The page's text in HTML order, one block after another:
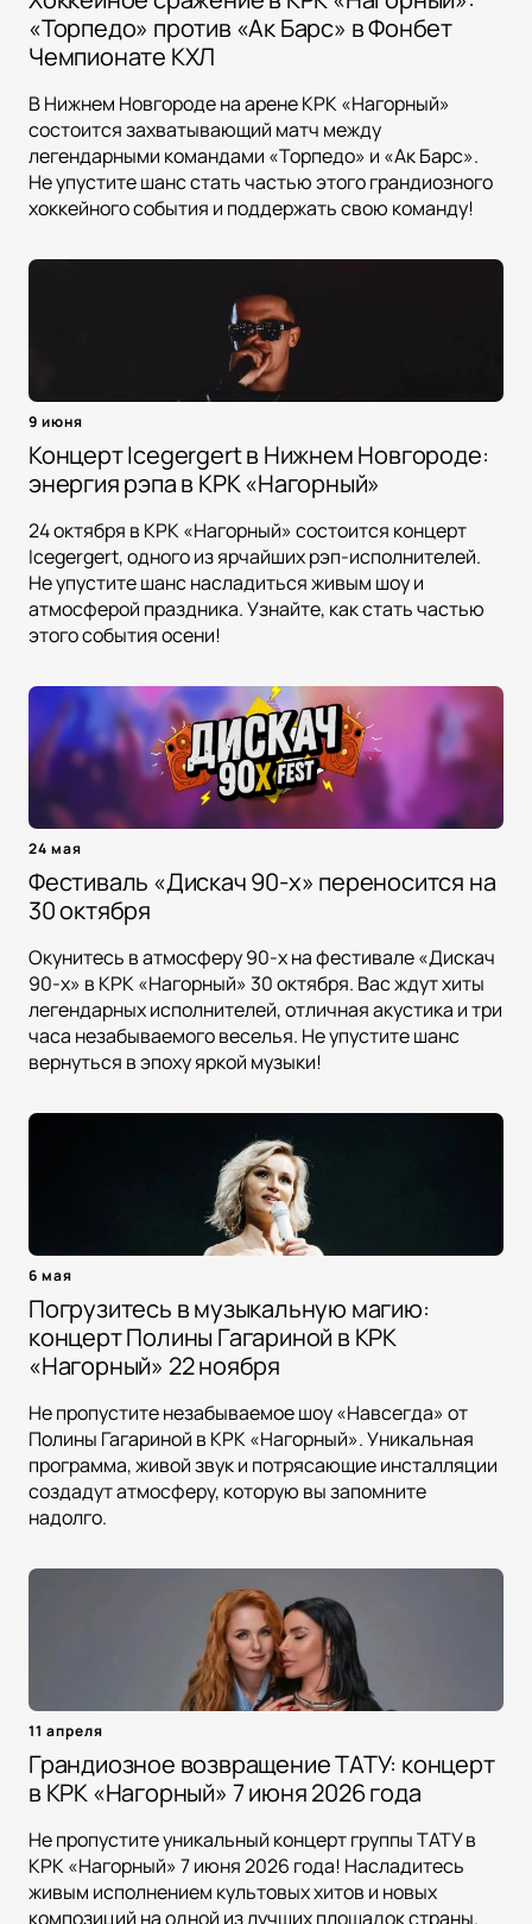
«Торпедо» против «Ак Барс» в Фонбет
Чемпионате КХЛ
В Нижнем Новгороде на арене КРК «Нагорный»
состоится захватывающий матч между
легендарными командами «Торпедо» и «Ак Барс».
Не упустите шанс стать частью этого грандиозного
хоккейного события и поддержать свою команду!
9 июня
Концерт Icegergert в Нижнем Новгороде:
энергия рэпа в КРК «Нагорный»
24 октября в КРК «Нагорный» состоится концерт
Icegergert, одного из ярчайших рэп-исполнителей.
Не упустите шанс насладиться живым шоу и
атмосферой праздника. Узнайте, как стать частью
этого события осени!
24 мая
Фестиваль «Дискач 90-х» переносится на
30 октября
Окунитесь в атмосферу 90-х на фестивале «Дискач
90-х» в КРК «Нагорный» 30 октября. Вас ждут хиты
легендарных исполнителей, отличная акустика и три
часа незабываемого веселья. Не упустите шанс
вернуться в эпоху яркой музыки!
6 мая
Погрузитесь в музыкальную магию:
концерт Полины Гагариной в КРК
«Нагорный» 22 ноября
Не пропустите незабываемое шоу «Навсегда» от
Полины Гагариной в КРК «Нагорный». Уникальная
программа, живой звук и потрясающие инсталляции
создадут атмосферу, которую вы запомните
надолго.
11 апреля
Грандиозное возвращение ТАТУ: концерт
в КРК «Нагорный» 7 июня 2026 года
Не пропустите уникальный концерт группы ТАТУ в
КРК «Нагорный» 7 июня 2026 года! Насладитесь
живым исполнением культовых хитов и новых
композиций на одной из лучших площадок страны.